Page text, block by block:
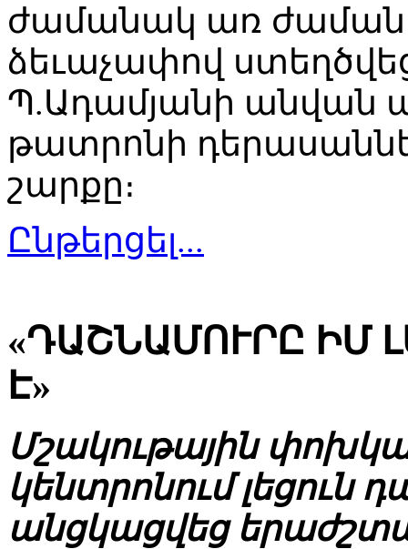
ժամանակ առ
ձեւաչափով
Պ.Ադամյանի անվան
թատրոնի
շարքը։
Ընթերցել...
«ԴԱՇՆԱՄՈՒՐԸ ԻՄ
Է»
Մշակութային
կենտրոնում լեցուն
անցկացվեց